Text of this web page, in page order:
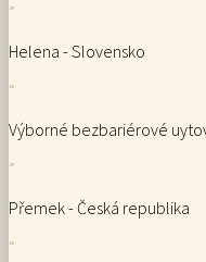
”
Helena - Slovensko
“
Výborné bezbariérové
”
Přemek - Česká republika
“